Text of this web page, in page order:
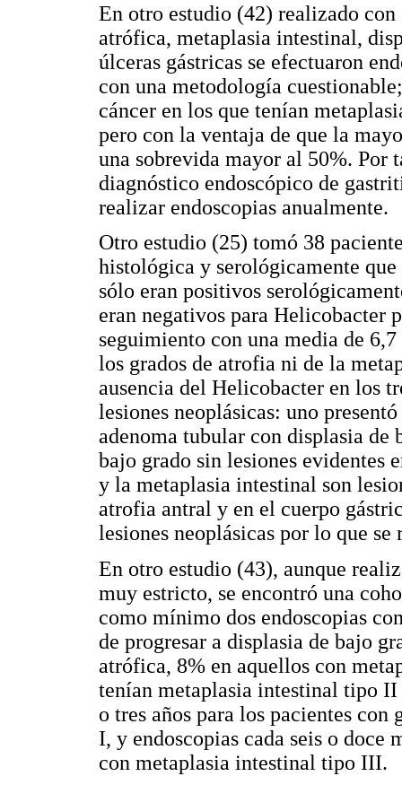
En otro estudio (42) realizado
atrófica, metaplasia intestinal,
úlceras gástricas se efectuaron
con una metodología
cáncer en los que tenían
pero con la ventaja de que la
una sobrevida mayor al 50%. Por
diagnóstico endoscópico de
realizar endoscopias anualmente.
Otro estudio (25) tomó 38
histológica y serológicamente
sólo eran positivos
eran negativos para Helicobacter
seguimiento con una media de
los grados de atrofia ni de la
ausencia del Helicobacter en los
lesiones neoplásicas: uno
adenoma tubular con displasia de
bajo grado sin lesiones evidentes
y la metaplasia intestinal son
atrofia antral y en el cuerpo
lesiones neoplásicas por lo que
En otro estudio (43), aunque
muy estricto, se encontró una
como mínimo dos endoscopias
de progresar a displasia de bajo
atrófica, 8% en aquellos con
tenían metaplasia intestinal tipo II
o tres años para los pacientes
I, y endoscopias cada seis o doce
con metaplasia intestinal tipo III.